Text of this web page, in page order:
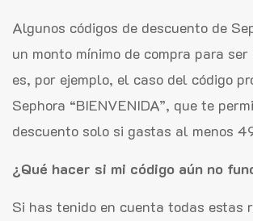
Algunos códigos de descuento de
un monto mínimo de compra para
es, por ejemplo, el caso del código
Sephora “BIENVENIDA”, que te
descuento solo si gastas al menos
¿Qué hacer si mi código aún no
Si has tenido en cuenta todas estas